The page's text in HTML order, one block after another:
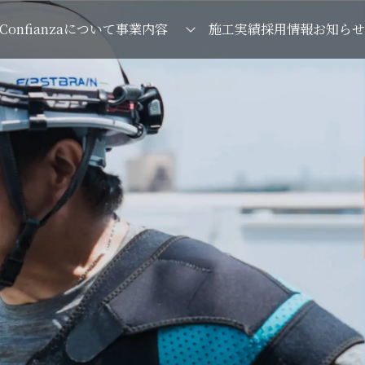
Confianzaについて事業内容 施工実績採用情報お知らせ